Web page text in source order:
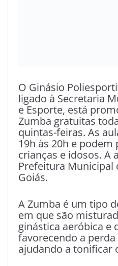
O Ginásio
ligado à Secretaria
e Esporte, está
Zumba gratuitas
quintas-feiras. As
19h às 20h e
crianças e idosos. A
Prefeitura Municipal
Goiás.
A Zumba é um tipo
em que são
ginástica aeróbica e
favorecendo a perda
ajudando a tonificar